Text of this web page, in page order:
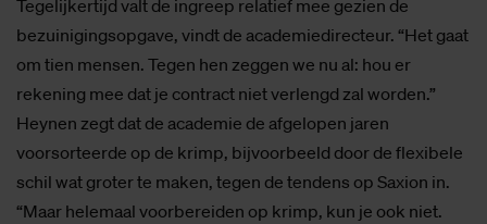
Tegelijkertijd valt de ingreep relatief mee gezien de
bezuinigingsopgave, vindt de academiedirecteur. “Het gaat
om tien mensen. Tegen hen zeggen we nu al: hou er
rekening mee dat je contract niet verlengd zal worden.”
Heynen zegt dat de academie de afgelopen jaren
voorsorteerde op de krimp, bijvoorbeeld door de flexibele
schil wat groter te maken, tegen de tendens op Saxion in.
“Maar helemaal voorbereiden op krimp, kun je ook niet.